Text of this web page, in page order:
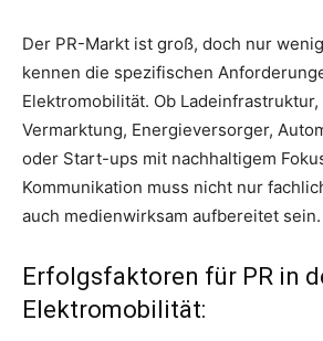
Der PR-Markt ist groß, doch nur
kennen die spezifischen
Elektromobilität. Ob Ladeinfrastruktur,
Vermarktung, Energieversorger,
oder Start-ups mit nachhaltigem
Kommunikation muss nicht nur
auch medienwirksam aufbereitet sein.
Erfolgsfaktoren für PR in
Elektromobilität: